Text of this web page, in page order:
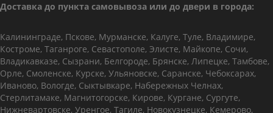
Доставка до пункта самовывоза или до двери в города:
Калининграде, Пскове, Мурманске, Калуге, Туле, Владимире,
Костроме, Таганроге, Севастополе, Элисте, Майкопе, Сочи,
Владикавказе, Сызрани, Белгороде, Брянске, Липецке, Тамбове,
Орле, Смоленске, Курске, Ульяновске, Саранске, Чебоксарах,
Иваново, Вологде, Сыктывкаре, Набережных Челнах,
Стерлитамаке, Магнитогорске, Кирове, Кургане, Сургуте,
Нижневартовске, Уренгое, Тагиле, Новокузнецке, Кемерово,